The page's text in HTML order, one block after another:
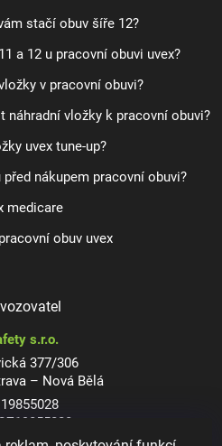
stačí obuv šíře 12?
a 12 u pracovní obuvi uvex?
v pracovní obuvi?
náhradní vložky k pracovní obuvi?
uvex tune-up?
nákupem pracovní obuvi?
medicare
obuv uvex
s.r.o.
377/306
– Nová Bělá
19855028